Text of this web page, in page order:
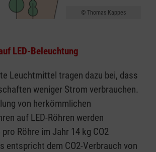
Thomas Kappes
LED-Beleuchtung
Leuchtmittel tragen dazu bei, dass
weniger Strom verbrauchen.
von herkömmlichen
auf LED-Röhren werden
Röhre im Jahr 14 kg CO2
entspricht dem CO2-Verbrauch von